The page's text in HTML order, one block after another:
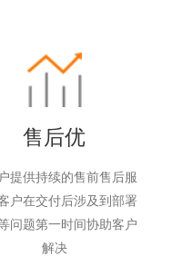
售后优
提供持续的售前售后服
户在交付后涉及到部署
问题第一时间协助客户
解决